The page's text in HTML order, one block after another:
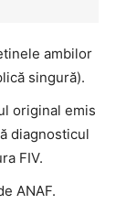
ambilor
singură).
original emis
diagnosticul
FIV.
ANAF.